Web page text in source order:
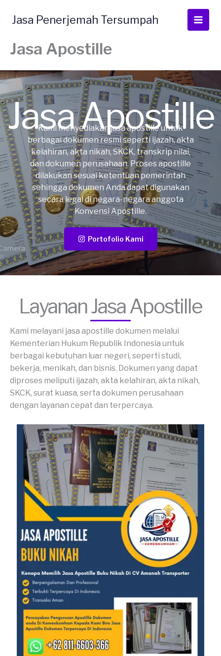
Jasa Penerjemah Tersumpah
Jasa Apostille
Jasa Apostille
Kami menyediakan jasa apostille untuk
berbagai dokumen resmi seperti ijazah, akta
kelahiran, akta nikah, SKCK, transkrip nilai,
dan dokumen perusahaan. Proses apostille
dilakukan sesuai ketentuan pemerintah
sehingga dokumen Anda dapat digunakan
secara legal di negara-negara anggota
Konvensi Apostille.
Portofolio Kami
Layanan Jasa Apostille
Kami melayani jasa apostille dokumen melalui
Kementerian Hukum Republik Indonesia untuk
berbagai kebutuhan luar negeri, seperti studi,
bekerja, menikah, dan bisnis. Dokumen yang dapat
diproses meliputi ijazah, akta kelahiran, akta nikah,
SKCK, surat kuasa, serta dokumen perusahaan
dengan layanan cepat dan terpercaya.